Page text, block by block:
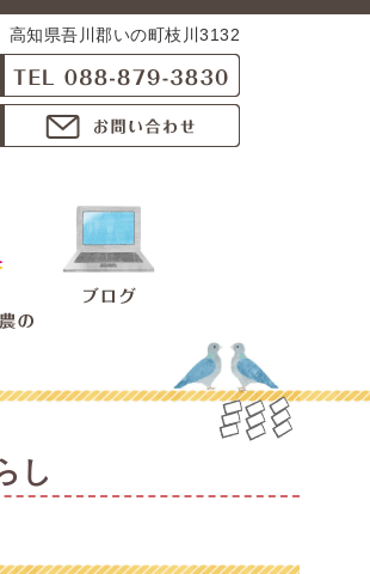
高知県吾川郡いの町枝川3132
し